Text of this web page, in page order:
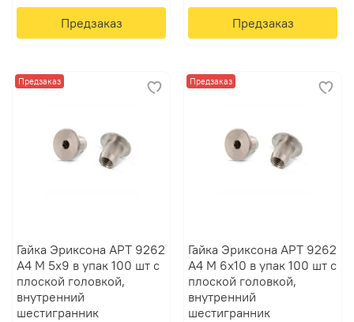
Предзаказ Предзаказ
Предзаказ
Гайка Эриксона АРТ 9262
А4 M 5х9 в упак 100 шт с
плоской головкой,
внутренний
шестигранник
Предзаказ
Гайка Эриксона АРТ 9262
А4 M 6х10 в упак 100 шт с
плоской головкой,
внутренний
шестигранник